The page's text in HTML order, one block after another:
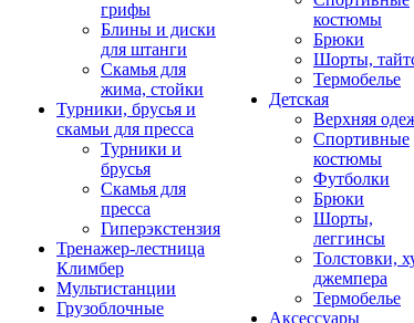
грифы
Блины и диски
для штанги
Скамья для
жима, стойки
Турники, брусья и
скамьи для пресса
Турники и
брусья
Скамья для
пресса
Гиперэкстензия
Тренажер-лестница
Климбер
Мультистанции
Грузоблочные
костюмы
Брюки
Шорты,
Термобелье
Детская
Верхняя
Спортивные
костюмы
Футболки
Брюки
Шорты,
леггинсы
Толстовки,
джемпера
Термобелье
Аксессуары